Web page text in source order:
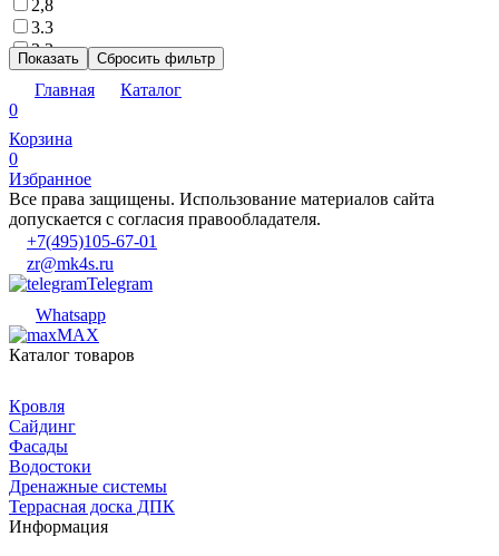
2,8
3.3
3,3
Показать Сбросить фильтр
Главная
Каталог
0
Корзина
0
Избранное
Все права защищены. Использование материалов сайта
допускается с согласия правообладателя.
+7(495)105-67-01
zr@mk4s.ru
Telegram
Whatsapp
MAX
Каталог товаров
Кровля
Сайдинг
Фасады
Водостоки
Дренажные системы
Террасная доска ДПК
Информация